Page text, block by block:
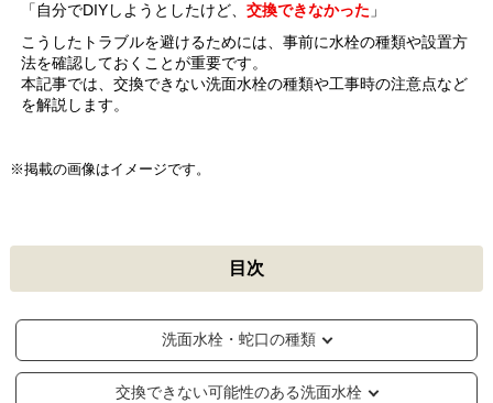
「自分でDIYしようとしたけど、 交換できなかった 」
こうしたトラブルを避けるためには、事前に水栓の種類や設置方
法を確認しておくことが重要です。
本記事では、交換できない洗面水栓の種類や工事時の注意点など
を解説します。
※掲載の画像はイメージです。
目次
洗面水栓・蛇口の種類
交換できない可能性のある洗面水栓